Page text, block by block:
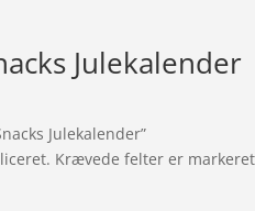
Julekalender
Julekalender”
Krævede felter er